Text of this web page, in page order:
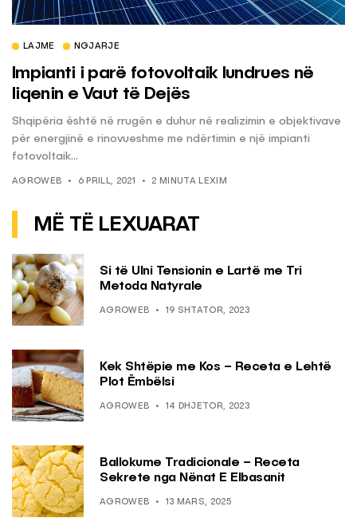
LAJME NGJARJE
Impianti i parë fotovoltaik lundrues në
liqenin e Vaut të Dejës
Shqipëria është në rrugën e duhur në realizimin e objektivave
për energjinë e rinovueshme me ndërtimin e një impianti
fotovoltaik...
AGROWEB 6 PRILL, 2021 2 MINUTA LEXIM
MË TË LEXUARAT
Si të Ulni Tensionin e Lartë me Tri
Metoda Natyrale
AGROWEB 19 SHTATOR, 2023
Kek Shtëpie me Kos – Receta e Lehtë
Plot Ëmbëlsi
AGROWEB 14 DHJETOR, 2023
Ballokume Tradicionale – Receta
Sekrete nga Nënat E Elbasanit
AGROWEB 13 MARS, 2025